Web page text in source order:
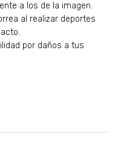
a los de la imagen.
al realizar deportes
por daños a tus